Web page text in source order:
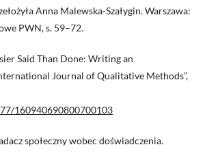
Anna Malewska-Szałygin. Warszawa:
PWN, s. 59–72.
Said Than Done: Writing an
Journal of Qualitative Methods”,
160940690800700103
społeczny wobec doświadczenia.